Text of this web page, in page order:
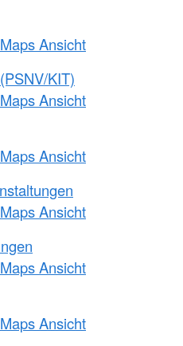
Ansicht
KIT)
Ansicht
Ansicht
Ansicht
Ansicht
Ansicht